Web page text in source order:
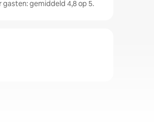
gasten: gemiddeld 4,8 op 5.